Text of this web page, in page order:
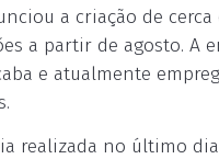
a criação de cerca
a partir de agosto. A
e atualmente
realizada no último dia